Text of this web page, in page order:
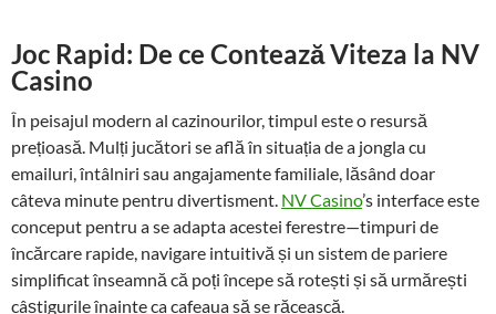
Joc Rapid: De ce Contează Viteza la NV
Casino
În peisajul modern al cazinourilor, timpul este o resursă
prețioasă. Mulți jucători se află în situația de a jongla cu
emailuri, întâlniri sau angajamente familiale, lăsând doar
câteva minute pentru divertisment. NV Casino’s interface este
conceput pentru a se adapta acestei ferestre—timpuri de
încărcare rapide, navigare intuitivă și un sistem de pariere
simplificat înseamnă că poți începe să rotești și să urmărești
câștigurile înainte ca cafeaua să se răcească.